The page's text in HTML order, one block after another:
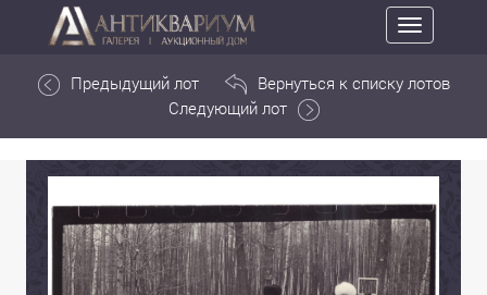
Toggle
navigation
Предыдущий лот
Вернуться к списку лотов
Следующий лот